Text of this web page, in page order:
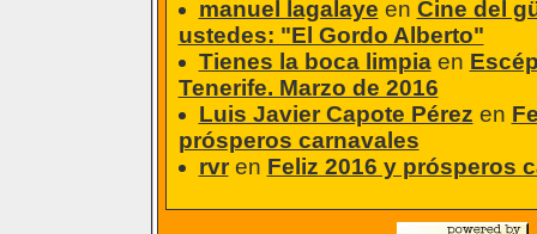
manuel lagalaye en Cine del
ustedes: "El Gordo Alberto"
Tienes la boca limpiaen
Tenerife. Marzo de 2016
Luis Javier Capote Pérez en
prósperos carnavales
rvren Feliz 2016 y prósperos